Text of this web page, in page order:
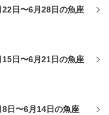
日〜6月28日の魚座
日〜6月21日の魚座
日〜6月14日の魚座